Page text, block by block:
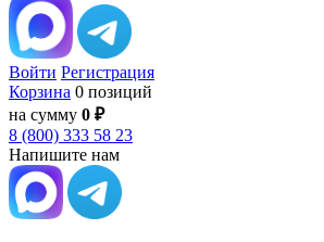
Войти Регистрация
Корзина 0 позиций
на сумму 0 ₽
8 (800) 333 58 23
Напишите нам